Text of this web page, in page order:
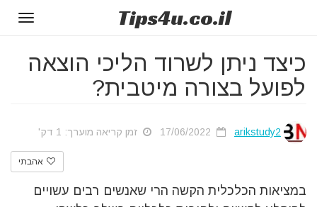
Tips4u.co.il
כיצד ניתן לשרוד הליכי הוצאה
לפועל בצורה מיטבית?
arikstudy2 זמן קריאה מוערך: 1 דק'
אהבתי
במציאות הכלכלית הקשה הרי שאנשים רבים עשויים